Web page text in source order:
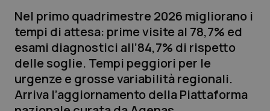
QS Pro
Professionisti Sanitari.AI
Abruzzo
QS Pro Gold
QS Club Newsletter
Nel primo quadrimestre 2026 migliorano i
tempi di attesa: prime visite al 78,7% ed
esami diagnostici all’84,7% di rispetto
delle soglie. Tempi peggiori per le
urgenze e grosse variabilità regionali.
Arriva l’aggiornamento della Piattaforma